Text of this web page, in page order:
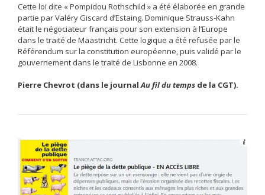
Cette loi dite « Pompidou Rothschild » a été élaborée en grande
partie par Valéry Giscard d’Estaing. Dominique Strauss-Kahn
était le négociateur français pour son extension à l’Europe
dans le traité de Maastricht. Cette logique a été refusée par le
Référendum sur la constitution européenne, puis validé par le
gouvernement dans le traité de Lisbonne en 2008.
Pierre Chevrot (dans le journalAu fil du temps de la CGT).